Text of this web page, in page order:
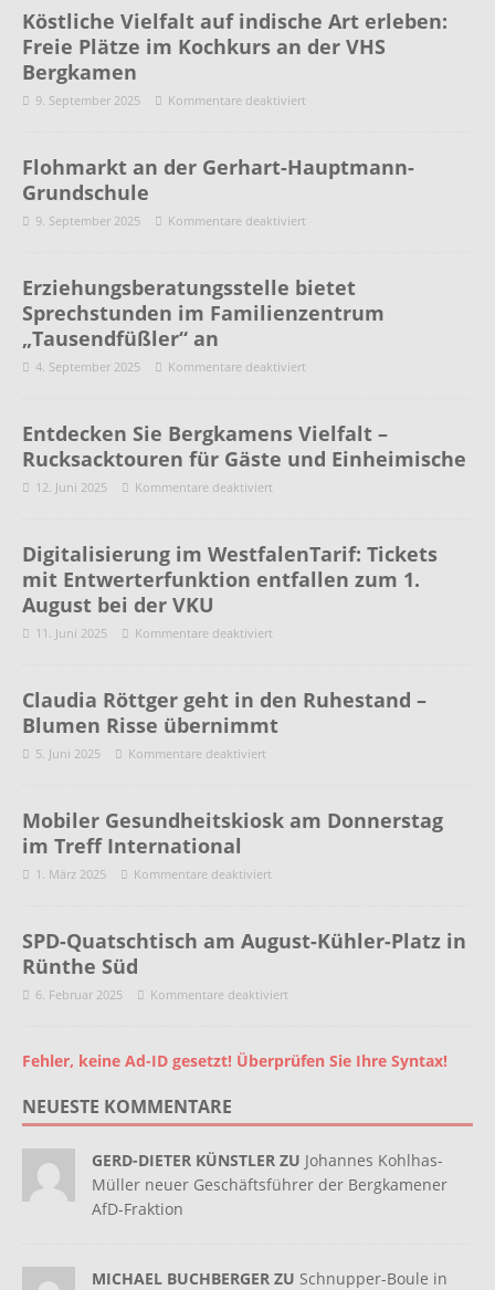
Köstliche Vielfalt auf indische Art erleben:
Freie Plätze im Kochkurs an der VHS
Bergkamen
9. September 2025 Kommentare deaktiviert
Flohmarkt an der Gerhart-Hauptmann-
Grundschule
9. September 2025 Kommentare deaktiviert
Erziehungsberatungsstelle bietet
Sprechstunden im Familienzentrum
„Tausendfüßler“ an
4. September 2025 Kommentare deaktiviert
Entdecken Sie Bergkamens Vielfalt –
Rucksacktouren für Gäste und Einheimische
12. Juni 2025 Kommentare deaktiviert
Digitalisierung im WestfalenTarif: Tickets
mit Entwerterfunktion entfallen zum 1.
August bei der VKU
11. Juni 2025 Kommentare deaktiviert
Claudia Röttger geht in den Ruhestand –
Blumen Risse übernimmt
5. Juni 2025 Kommentare deaktiviert
Mobiler Gesundheitskiosk am Donnerstag
im Treff International
1. März 2025 Kommentare deaktiviert
SPD-Quatschtisch am August-Kühler-Platz in
Rünthe Süd
6. Februar 2025 Kommentare deaktiviert
Fehler, keine Ad-ID gesetzt! Überprüfen Sie Ihre Syntax!
NEUESTE KOMMENTARE
GERD-DIETER KÜNSTLER ZU Johannes Kohlhas-
Müller neuer Geschäftsführer der Bergkamener
AfD-Fraktion
MICHAEL BUCHBERGER ZU Schnupper-Boule in